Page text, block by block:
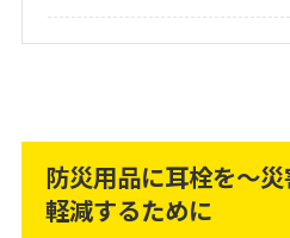
防災用品に耳栓を～
軽減するために